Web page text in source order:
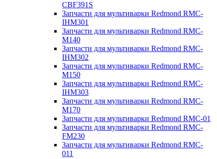
CBF391S
Запчасти для мультиварки Redmond RMC-
IHM301
Запчасти для мультиварки Redmond RMC-
M140
Запчасти для мультиварки Redmond RMC-
IHM302
Запчасти для мультиварки Redmond RMC-
M150
Запчасти для мультиварки Redmond RMC-
IHM303
Запчасти для мультиварки Redmond RMC-
M170
Запчасти для мультиварки Redmond RMC-01
Запчасти для мультиварки Redmond RMC-
FM230
Запчасти для мультиварки Redmond RMC-
011